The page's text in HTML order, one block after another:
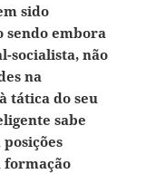
sido
sendo embora
socialista, não
na
tática do seu
sabe
formação